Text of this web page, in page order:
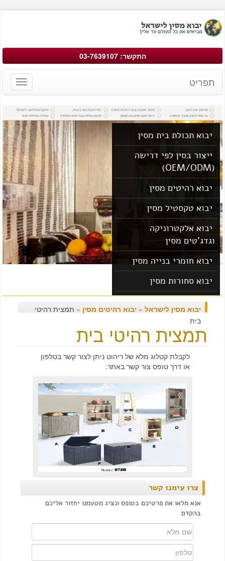
התקשר: 03-7639107
Toggle
תפריט
יבוא תכולת בית מסין
ייצור בסין לפי דרישה
יבוא רהיטים מסין
יבוא טקסטיל מסין
יבוא אלקטרוניקה
וגדג'טים מסין
יבוא חומרי בנייה מסין
יבוא סחורות מסין
יבוא מוצרים מסין
יבוא מסין לישראל»יבוא רהיטים מסין»תמצית רהיטי
בית
תמצית רהיטי בית
לקבלת קטלוג מלא של ריהוט ניתן לצור קשר בטלפון
או דרך טופס צור קשר באתר.
צרו עימנו קשר
אנא מלאו את פרטיכם בטופס ונציג מטעמנו יחזור אליכם
בהקדם